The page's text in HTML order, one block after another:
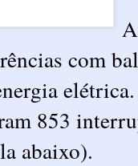
com
853
abaixo).